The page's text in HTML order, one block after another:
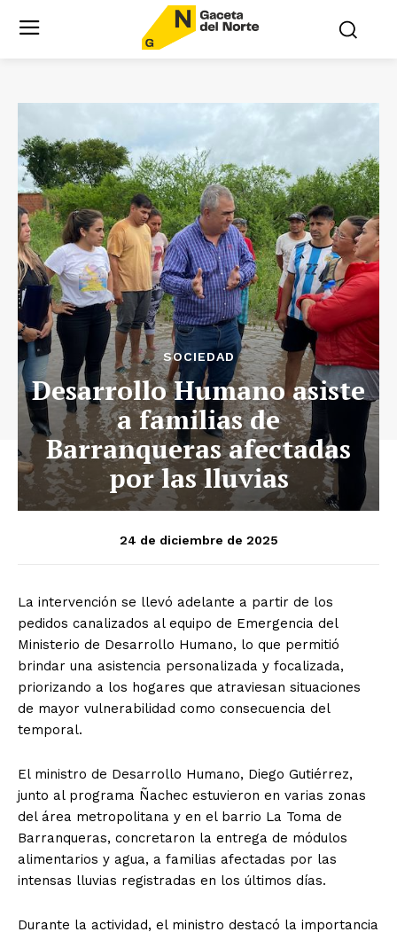
SOCIEDAD
Desarrollo Humano asiste
a familias de
Barranqueras afectadas
por las lluvias
24 de diciembre de 2025
La intervención se llevó adelante a partir de los
pedidos canalizados al equipo de Emergencia del
Ministerio de Desarrollo Humano, lo que permitió
brindar una asistencia personalizada y focalizada,
priorizando a los hogares que atraviesan situaciones
de mayor vulnerabilidad como consecuencia del
temporal.
El ministro de Desarrollo Humano, Diego Gutiérrez,
junto al programa Ñachec estuvieron en varias zonas
del área metropolitana y en el barrio La Toma de
Barranqueras, concretaron la entrega de módulos
alimentarios y agua, a familias afectadas por las
intensas lluvias registradas en los últimos días.
Durante la actividad, el ministro destacó la importancia